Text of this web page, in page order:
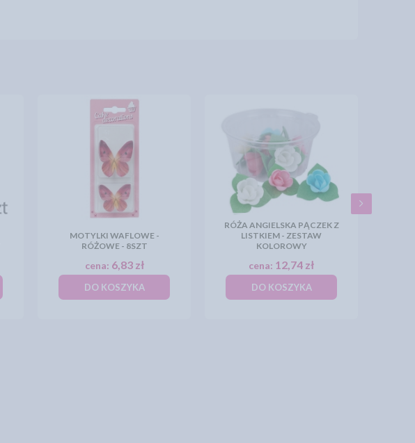
MOTYLKI WAFLOWE -
RÓŻOWE - 8SZT
cena: 6,83 zł
DO KOSZYKA
RÓŻA ANGIELSKA PĄCZEK Z
LISTKIEM - ZESTAW
KOLOROWY
cena: 12,74 zł
DO KOSZYKA